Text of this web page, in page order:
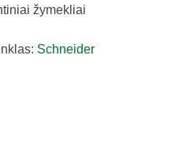
žymekliai
Schneider